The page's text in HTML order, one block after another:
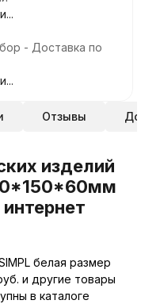
- Доставка по
Отзывы
изделий
белая размер
и другие товары
в каталоге